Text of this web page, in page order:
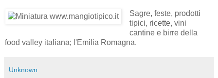
Sagre, feste, prodotti
tipici, ricette, vini
cantine e birre della
food valley italiana; l'Emilia Romagna.
Unknown